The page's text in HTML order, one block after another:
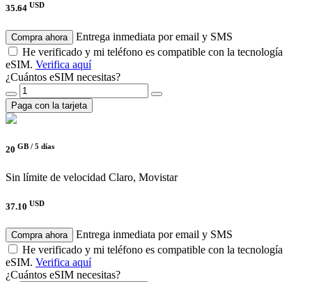
35.64 USD
Compra ahora
Entrega inmediata por email y SMS
He verificado y mi teléfono es compatible con la tecnología
eSIM. Verifica aquí
¿Cuántos eSIM necesitas?
Paga con la tarjeta
20 GB / 5 días
Sin límite de velocidad Claro, Movistar
37.10 USD
Compra ahora
Entrega inmediata por email y SMS
He verificado y mi teléfono es compatible con la tecnología
eSIM. Verifica aquí
¿Cuántos eSIM necesitas?